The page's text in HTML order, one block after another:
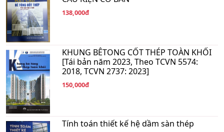
138,000đ
KHUNG BÊTONG CỐT THÉP TOÀN KHỐI
[Tái bản năm 2023, Theo TCVN 5574:
2018, TCVN 2737: 2023]
150,000đ
Tính toán thiết kế hệ dầm sàn thép